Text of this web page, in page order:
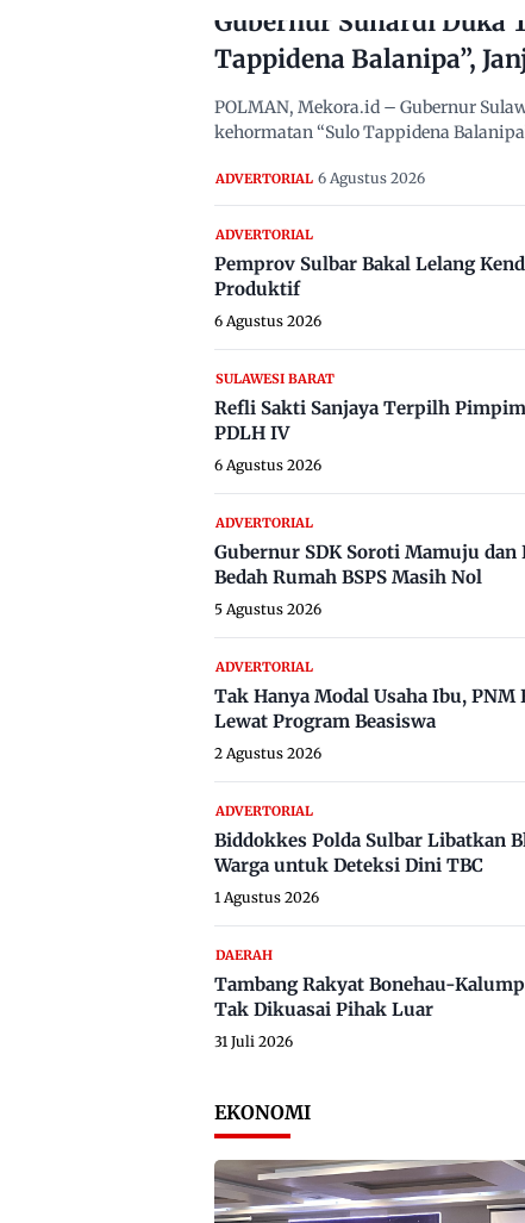
Gubernur Suhardi Duka
Tappidena Balanipa”,
POLMAN, Mekora.id – Gubernur
kehormatan “Sulo Tappidena
ADVERTORIAL 6 Agustus 2026
ADVERTORIAL
Pemprov Sulbar Bakal Lelang
Produktif
6 Agustus 2026
SULAWESI BARAT
Refli Sakti Sanjaya Terpilh
PDLH IV
6 Agustus 2026
ADVERTORIAL
Gubernur SDK Soroti Mamuju dan
Bedah Rumah BSPS Masih Nol
5 Agustus 2026
ADVERTORIAL
Tak Hanya Modal Usaha Ibu,
Lewat Program Beasiswa
2 Agustus 2026
ADVERTORIAL
Biddokkes Polda Sulbar Libatkan
Warga untuk Deteksi Dini TBC
1 Agustus 2026
DAERAH
Tambang Rakyat Bonehau-
Tak Dikuasai Pihak Luar
31 Juli 2026
EKONOMI